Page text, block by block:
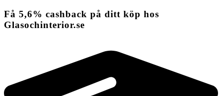
Få 5,6% cashback på ditt köp hos
Glasochinterior.se